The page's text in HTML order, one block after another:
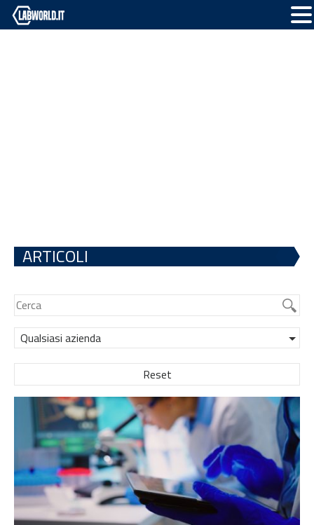
ARTICOLI
Qualsiasi azienda
Reset